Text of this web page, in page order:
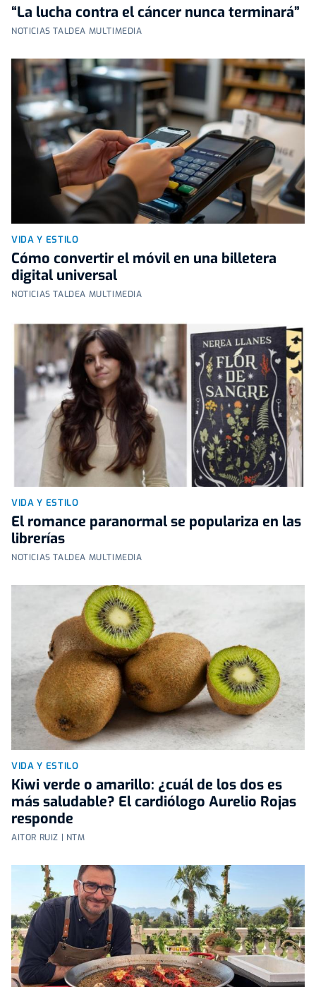
“La lucha contra el cáncer nunca terminará”
NOTICIAS TALDEA MULTIMEDIA
VIDA Y ESTILO
Cómo convertir el móvil en una billetera
digital universal
NOTICIAS TALDEA MULTIMEDIA
VIDA Y ESTILO
El romance paranormal se populariza en las
librerías
NOTICIAS TALDEA MULTIMEDIA
VIDA Y ESTILO
Kiwi verde o amarillo: ¿cuál de los dos es
más saludable? El cardiólogo Aurelio Rojas
responde
AITOR RUIZ | NTM